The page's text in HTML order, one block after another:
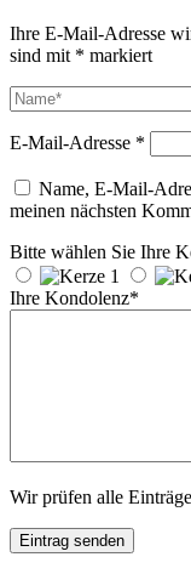
Ihre E-Mail-Adresse
sind mit * markiert
E-Mail-Adresse *
Name, E-Mail-
meinen nächsten
Bitte wählen Sie Ihre
Ihre Kondolenz*
Wir prüfen alle